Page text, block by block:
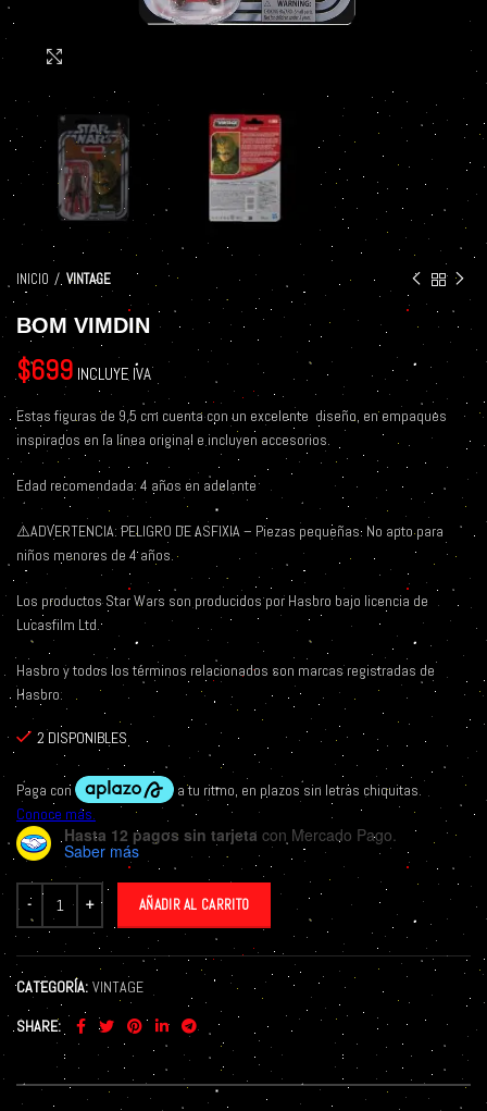
INICIO VINTAGE
BOM VIMDIN
$699 INCLUYE IVA
Estas figuras de 9,5 cm cuenta con un excelente diseño, en empaques
inspirados en la línea original e incluyen accesorios.
Edad recomendada: 4 años en adelante
⚠️ADVERTENCIA: PELIGRO DE ASFIXIA – Piezas pequeñas. No apto para
niños menores de 4 años.
Los productos Star Wars son producidos por Hasbro bajo licencia de
Lucasfilm Ltd.
Hasbro y todos los términos relacionados son marcas registradas de
Hasbro.
2 DISPONIBLES
Hasta 12 pagos sin tarjeta con Mercado Pago.
Saber más
AÑADIR AL CARRITO
CATEGORÍA: VINTAGE
SHARE